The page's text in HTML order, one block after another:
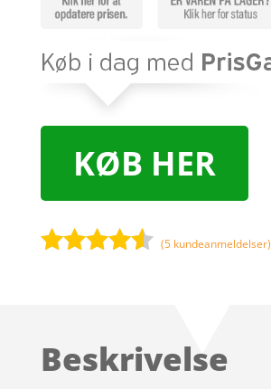
KØB HER
på
(5 kundeanmeldelser)
Beskrivelse